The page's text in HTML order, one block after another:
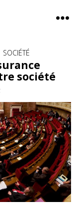
SOCIÉTÉ
société